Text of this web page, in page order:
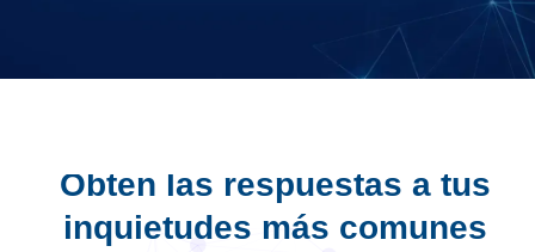
Obten las respuestas a tus
inquietudes más comunes